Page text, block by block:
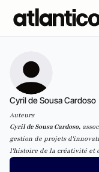
Cyril de Sousa Cardoso
Auteurs
Cyril de Sousa Cardoso,
gestion de projets
l'histoire de la créativité et